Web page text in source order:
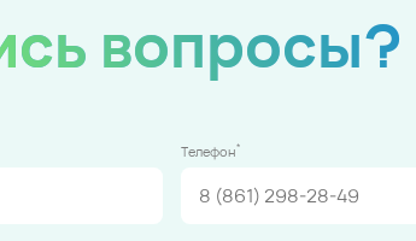
вопросы?
Телефон*